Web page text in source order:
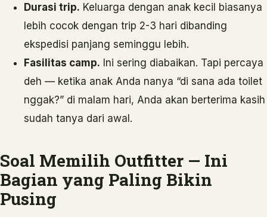
Durasi trip. Keluarga dengan anak kecil biasanya
lebih cocok dengan trip 2-3 hari dibanding
ekspedisi panjang seminggu lebih.
Fasilitas camp. Ini sering diabaikan. Tapi percaya
deh — ketika anak Anda nanya “di sana ada toilet
nggak?” di malam hari, Anda akan berterima kasih
sudah tanya dari awal.
Soal Memilih Outfitter — Ini
Bagian yang Paling Bikin
Pusing